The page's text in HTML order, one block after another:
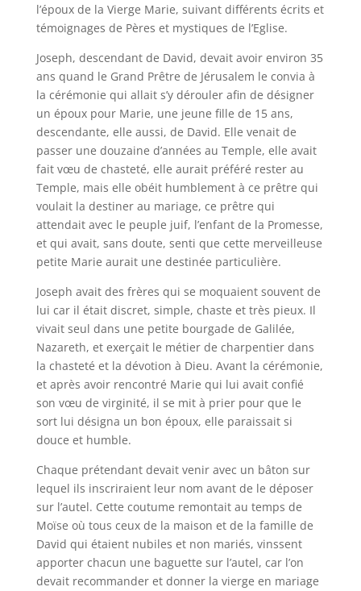
l’époux de la Vierge Marie, suivant différents écrits et
témoignages de Pères et mystiques de l’Eglise.
Joseph, descendant de David, devait avoir environ 35
ans quand le Grand Prêtre de Jérusalem le convia à
la cérémonie qui allait s’y dérouler afin de désigner
un époux pour Marie, une jeune fille de 15 ans,
descendante, elle aussi, de David. Elle venait de
passer une douzaine d’années au Temple, elle avait
fait vœu de chasteté, elle aurait préféré rester au
Temple, mais elle obéit humblement à ce prêtre qui
voulait la destiner au mariage, ce prêtre qui
attendait avec le peuple juif, l’enfant de la Promesse,
et qui avait, sans doute, senti que cette merveilleuse
petite Marie aurait une destinée particulière.
Joseph avait des frères qui se moquaient souvent de
lui car il était discret, simple, chaste et très pieux. Il
vivait seul dans une petite bourgade de Galilée,
Nazareth, et exerçait le métier de charpentier dans
la chasteté et la dévotion à Dieu. Avant la cérémonie,
et après avoir rencontré Marie qui lui avait confié
son vœu de virginité, il se mit à prier pour que le
sort lui désigna un bon époux, elle paraissait si
douce et humble.
Chaque prétendant devait venir avec un bâton sur
lequel ils inscriraient leur nom avant de le déposer
sur l’autel. Cette coutume remontait au temps de
Moïse où tous ceux de la maison et de la famille de
David qui étaient nubiles et non mariés, vinssent
apporter chacun une baguette sur l’autel, car l’on
devait recommander et donner la vierge en mariage